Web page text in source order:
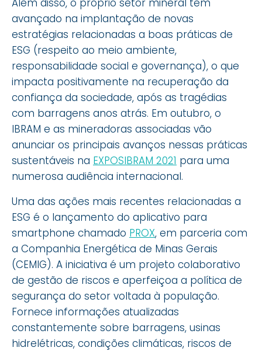
Além disso, o próprio setor mineral tem
avançado na implantação de novas
estratégias relacionadas a boas práticas de
ESG (respeito ao meio ambiente,
responsabilidade social e governança), o que
impacta positivamente na recuperação da
confiança da sociedade, após as tragédias
com barragens anos atrás. Em outubro, o
IBRAM e as mineradoras associadas vão
anunciar os principais avanços nessas práticas
sustentáveis na EXPOSIBRAM 2021 para uma
numerosa audiência internacional.
Uma das ações mais recentes relacionadas a
ESG é o lançamento do aplicativo para
smartphone chamado PROX, em parceria com
a Companhia Energética de Minas Gerais
(CEMIG). A iniciativa é um projeto colaborativo
de gestão de riscos e aperfeiçoa a política de
segurança do setor voltada à população.
Fornece informações atualizadas
constantemente sobre barragens, usinas
hidrelétricas, condições climáticas, riscos de